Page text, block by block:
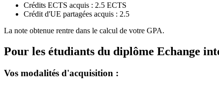
Crédits ECTS acquis : 2.5 ECTS
Crédit d'UE partagées acquis : 2.5
La note obtenue rentre dans le calcul de votre GPA.
Pour les étudiants du diplôme Echange
Vos modalités d'acquisition :